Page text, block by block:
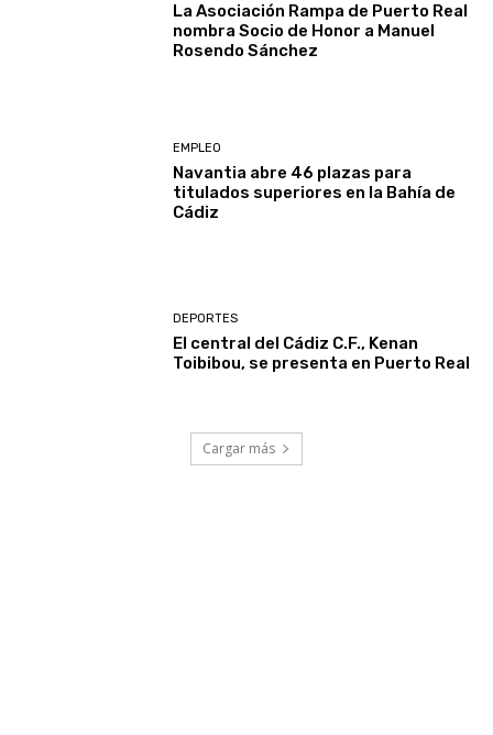
La Asociación Rampa de Puerto Real
nombra Socio de Honor a Manuel
Rosendo Sánchez
EMPLEO
Navantia abre 46 plazas para
titulados superiores en la Bahía de
Cádiz
DEPORTES
El central del Cádiz C.F., Kenan
Toibibou, se presenta en Puerto Real
Cargar más